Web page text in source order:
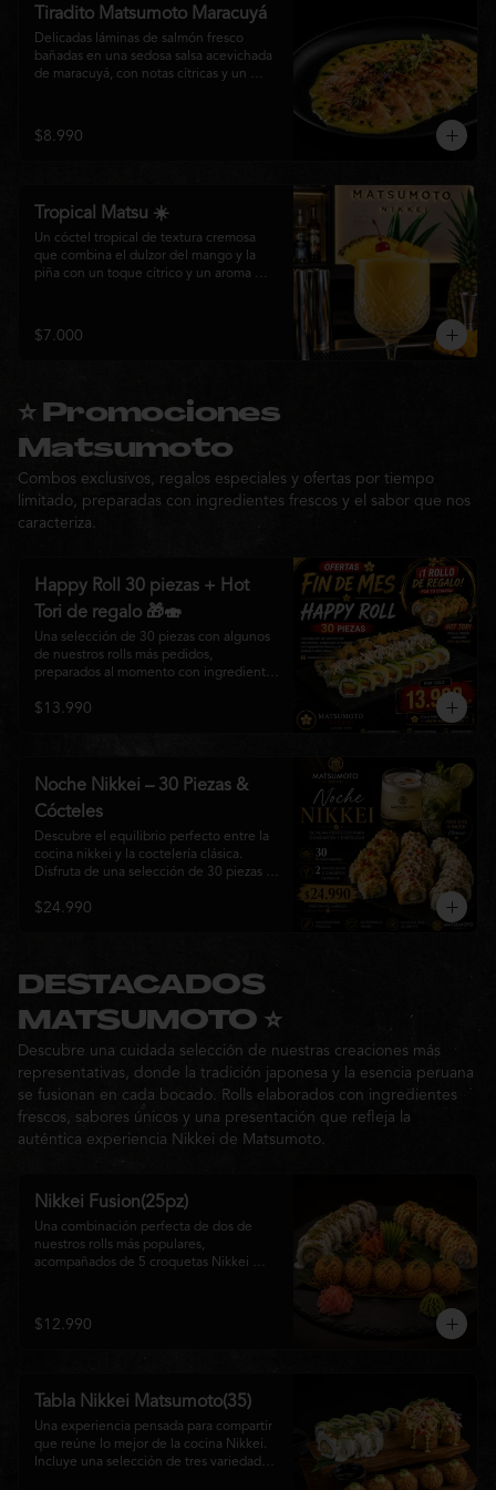
Tiradito Matsumoto Maracuyá
Delicadas láminas de salmón fresco
bañadas en una sedosa salsa acevichada
de maracuyá, con notas cítricas y un
de ají rojo, aceite de cilantro, brotes
frescos y pimienta recién molida. Un
$8.990
Tropical Matsu ☀️
Un cóctel tropical de textura cremosa
que combina el dulzor del mango y la
piña con un toque cítrico y un aroma
nikkei de Matsumoto.
$7.000
⭐ Promociones
Matsumoto
Combos exclusivos, regalos especiales y ofertas por tiempo
limitado, preparadas con ingredientes frescos y el sabor que nos
caracteriza.
Happy Roll 30 piezas + Hot
Tori de regalo 🎁🍣
Una selección de 30 piezas con algunos
de nuestros rolls más pedidos,
preparados al momento con ingredientes
Matsumoto Nikkei. Una promoción
Incluye un Hot Tori de regalo (10 piezas):
crema y cebollín, frito en panko hasta
obtener un dorado perfecto y una
textura irresistible.
$13.990
Noche Nikkei – 30 Piezas &
Cócteles
Descubre el equilibrio perfecto entre la
cocina nikkei y la coctelería clásica.
Disfruta de una selección de 30 piezas
frescos, acompañadas de 2 Pisco Sour o
a Matsumoto Nikkei.
Ideal para: una cita, una salida con
amigos o una noche especial llena de
sabor y buena compañía.
$24.990
DESTACADOS
MATSUMOTO ⭐
Descubre una cuidada selección de nuestras creaciones más
representativas, donde la tradición japonesa y la esencia peruana
se fusionan en cada bocado. Rolls elaborados con ingredientes
frescos, sabores únicos y una presentación que refleja la
auténtica experiencia Nikkei de Matsumoto.
Nikkei Fusion(25pz)
Una combinación perfecta de dos de
nuestros rolls más populares,
acompañados de 5 croquetas Nikkei
cremosa salsa de la casa. Una tabla que
reúne diferentes texturas y sabores, ideal
$12.990
Tabla Nikkei Matsumoto(35)
Una experiencia pensada para compartir
que reúne lo mejor de la cocina Nikkei.
Incluye una selección de tres variedades